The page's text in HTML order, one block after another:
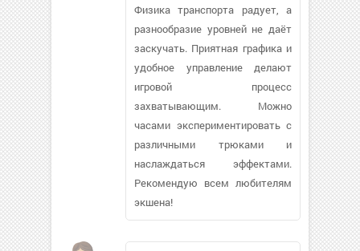
Физика транспорта радует, а
разнообразие уровней не даёт
заскучать. Приятная графика и
удобное управление делают
игровой процесс
захватывающим. Можно
часами экспериментировать с
различными трюками и
наслаждаться эффектами.
Рекомендую всем любителям
экшена!